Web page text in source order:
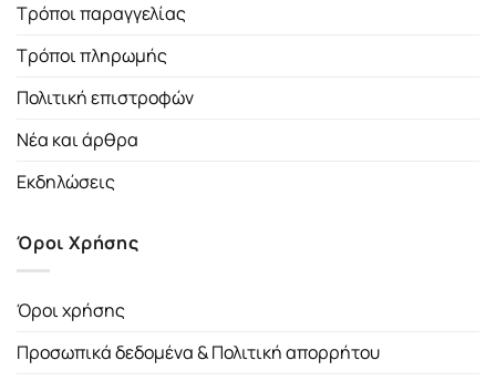
Τρόποι παραγγελίας
Τρόποι πληρωμής
Πολιτική επιστροφών
Νέα και άρθρα
Εκδηλώσεις
Όροι Χρήσης
Όροι χρήσης
Προσωπικά δεδομένα & Πολιτική απορρήτου